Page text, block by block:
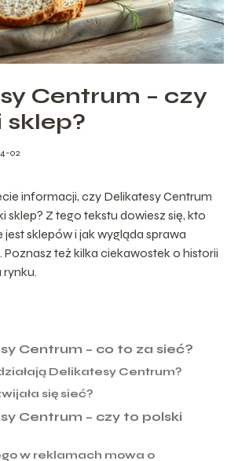
Centrum – czy
sklep?
02
informacji, czy Delikatesy Centrum
sklep? Z tego tekstu dowiesz się, kto
jest sklepów i jak wygląda sprawa
Poznasz też kilka ciekawostek o historii
rynku.
Centrum – co to za sieć?
Delikatesy Centrum?
się sieć?
Centrum – czy to polski
w reklamach mowa o